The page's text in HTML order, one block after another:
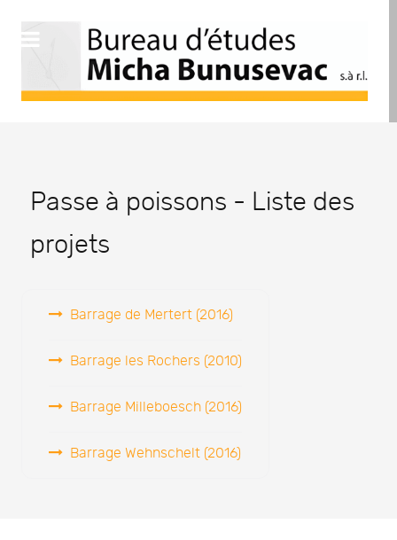
Passe à poissons - Liste des
projets
Barrage de Mertert (2016)
Barrage les Rochers (2010)
Barrage Milleboesch (2016)
Barrage Wehnschelt (2016)